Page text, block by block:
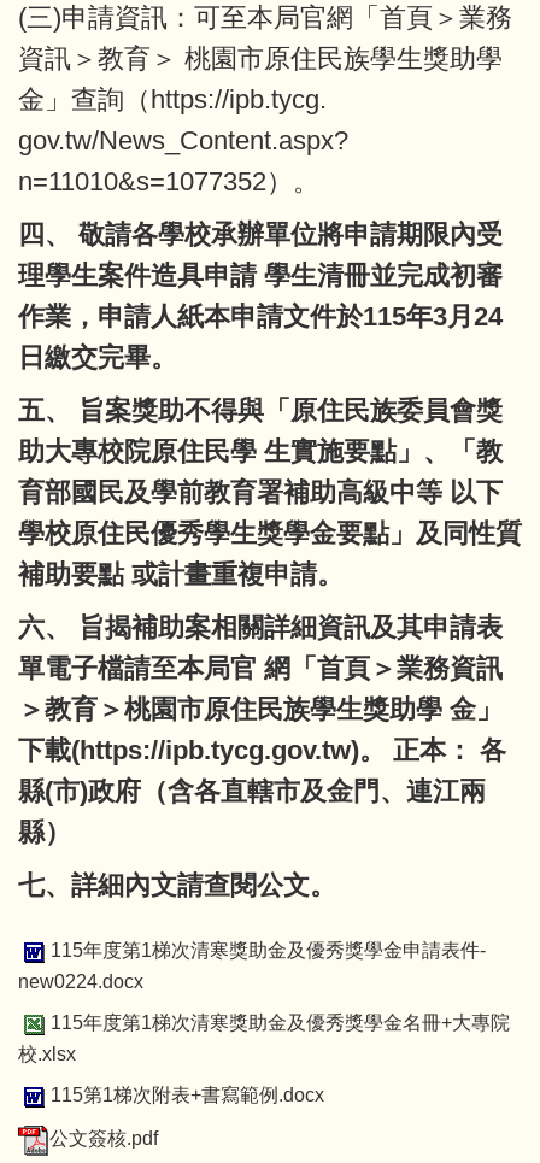
(三)申請資訊：可至本局官網「首頁＞業務
資訊＞教育＞ 桃園市原住民族學生獎助學
金」查詢（https://ipb.tycg.
gov.tw/News_Content.aspx?
n=11010&s=1077352）。
四、 敬請各學校承辦單位將申請期限內受
理學生案件造具申請 學生清冊並完成初審
作業，申請人紙本申請文件於115年3月24
日繳交完畢。
五、 旨案獎助不得與「原住民族委員會獎
助大專校院原住民學 生實施要點」、「教
育部國民及學前教育署補助高級中等 以下
學校原住民優秀學生獎學金要點」及同性質
補助要點 或計畫重複申請。
六、 旨揭補助案相關詳細資訊及其申請表
單電子檔請至本局官 網「首頁＞業務資訊
＞教育＞桃園市原住民族學生獎助學 金」
下載(https://ipb.tycg.gov.tw)。 正本： 各
縣(市)政府（含各直轄市及金門、連江兩
縣）
七、詳細內文請查閱公文。
115年度第1梯次清寒獎助金及優秀獎學金申請表件-
new0224.docx
115年度第1梯次清寒獎助金及優秀獎學金名冊+大專院
校.xlsx
115第1梯次附表+書寫範例.docx
公文簽核.pdf